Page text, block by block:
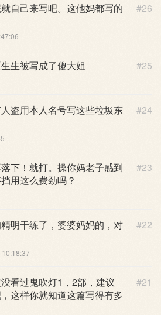
#26
自己来写吧。这他妈都写的
#25
生被写成了傻大姐
#24
盗用本人名号写这些垃圾东
#23
下！就打。操你妈老子感到
用这么费劲吗？
#22
明干练了，婆婆妈妈的，对
#21
看过鬼吹灯1，2部，建议
这样你就知道这篇写得有多